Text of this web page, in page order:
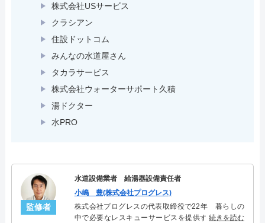
株式会社USサービス
クラシアン
住設ドットコム
みんなの水道屋さん
タカラサービス
株式会社ウォーターサポート久積
湯ドクター
水PRO
監修者
水道設備業者 給湯器設備責任者
小嶋 豊(株式会社プログレス)
株式会社プログレスの代表取締役で22年 暮らしの
中で必要なレスキューサービスを提供する株式会社
続きを読む